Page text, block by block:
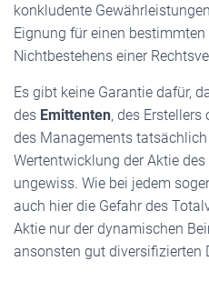
konkludente
Eignung für einen
Nichtbestehens einer
Es gibt keine Garantie dafür,
des Emittenten, des Erstellers
des Managements tatsächlich
Wertentwicklung der Aktie des
ungewiss. Wie bei jedem
auch hier die Gefahr des
Aktie nur der dynamischen
ansonsten gut diversifizierten